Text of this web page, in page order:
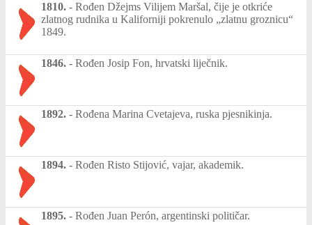
1810. - Rođen Džejms Vilijem Maršal, čije je otkriće
zlatnog rudnika u Kaliforniji pokrenulo „zlatnu groznicu“
1849.
1846. - Rođen Josip Fon, hrvatski liječnik.
1892. - Rođena Marina Cvetajeva, ruska pjesnikinja.
1894. - Rođen Risto Stijović, vajar, akademik.
1895. - Rođen Juan Perón, argentinski političar.